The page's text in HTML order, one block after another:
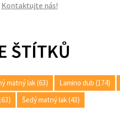
Kontaktujte nás!
ŠTÍTKŮ
matný lak (63) Lamino dub (174)
Šedý matný lak (43)